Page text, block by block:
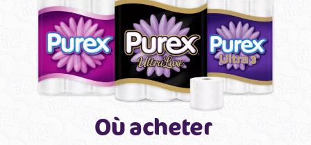
Où acheter